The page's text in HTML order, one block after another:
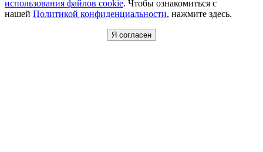
использования файлов cookie. Чтобы ознакомиться с
нашей Политикой конфиденциальности, нажмите здесь.
Я согласен